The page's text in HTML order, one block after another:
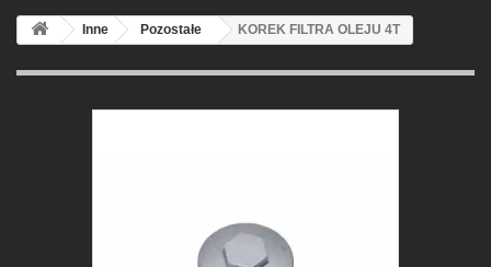
Inne Pozostałe KOREK FILTRA OLEJU 4T